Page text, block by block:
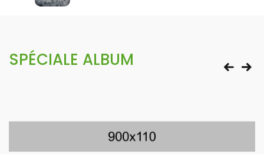
SPÉCIALE ALBUM